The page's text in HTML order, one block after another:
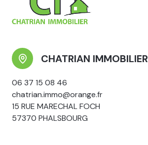
CHATRIAN IMMOBILIER
06 37 15 08 46
chatrian.immo@orange.fr
15 RUE MARECHAL FOCH
57370 PHALSBOURG